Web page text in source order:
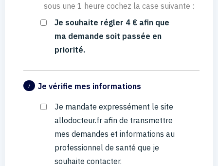
sous une 1 heure cochez la case suivante :
Je souhaite régler 4 € afin que
ma demande soit passée en
priorité.
7 Je vérifie mes informations
Je mandate expressément le site
allodocteur.fr afin de transmettre
mes demandes et informations au
professionnel de santé que je
souhaite contacter.